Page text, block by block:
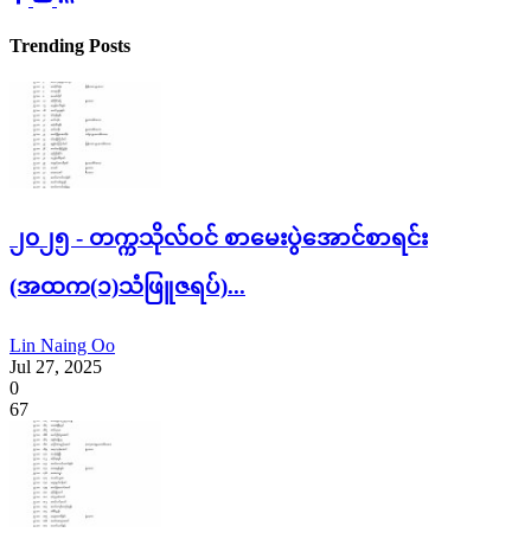
Trending Posts
၂၀၂၅ - တက္ကသိုလ်ဝင် စာမေးပွဲအောင်စာရင်း
(အထက(၁)သံဖြူဇရပ်)...
Lin Naing Oo
Jul 27, 2025
0
67